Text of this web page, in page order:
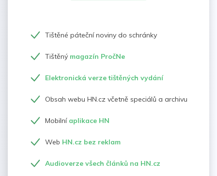
Tištěné páteční noviny do schránky
Tištěný magazín PročNe
Elektronická verze tištěných vydání
Obsah webu HN.cz včetně speciálů a archivu
Mobilní aplikace HN
Web HN.cz bez reklam
Audioverze všech článků na HN.cz